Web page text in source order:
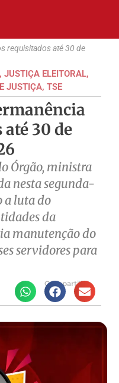
requisitados até 30 de
, JUSTIÇA ELEITORAL,
JUSTIÇA, TSE
30 de
Órgão, ministra
nesta segunda-
a luta do
da
manutenção do
servidores para
Compartilhe